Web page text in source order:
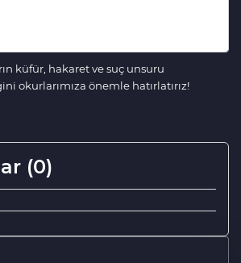
küfür, hakaret ve suç unsuru
okurlarımıza önemle hatırlatırız!
(0)